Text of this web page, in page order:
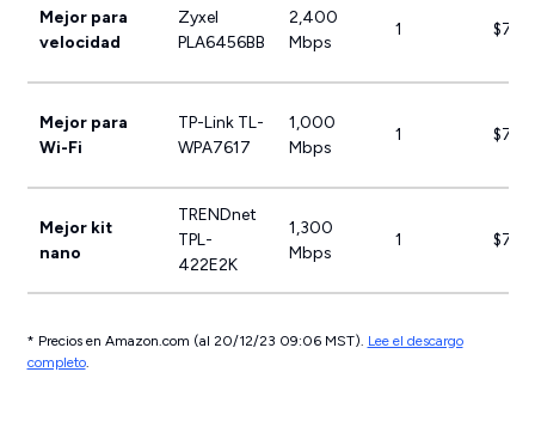
Mejor para
velocidad
Zyxel
PLA6456BB
2,400
Mbps
1
Mejor para
Wi-Fi
TP-Link TL-
WPA7617
1,000
Mbps
1
Mejor kit
nano
TRENDnet
TPL-
422E2K
1,300
Mbps
1
* Precios en Amazon.com (al 20/12/23 09:06 MST). Lee el descargo
completo.